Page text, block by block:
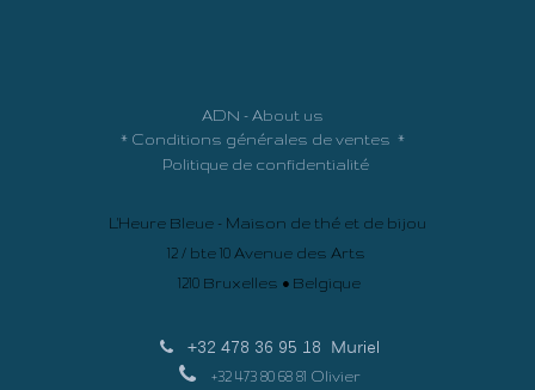
ADN - About us
* Conditions générales de ventes *
Politique de confidentialité
L'Heure Bleue - Maison de thé et de bijou
12 / bte 10 Avenue des Arts
1210 Bruxelles • Belgique
+32 478 36 95 18 Muriel
+32 473 80 68 81 Olivier